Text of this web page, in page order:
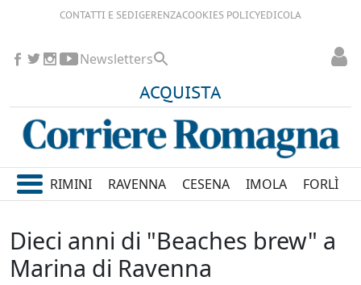
CONTATTI E SEDIGERENZACOOKIES POLICYEDICOLA
ACQUISTA
Newsletters
RIMINI RAVENNA CESENA IMOLA FORLÌ
Dieci anni di "Beaches brew" a
Marina di Ravenna